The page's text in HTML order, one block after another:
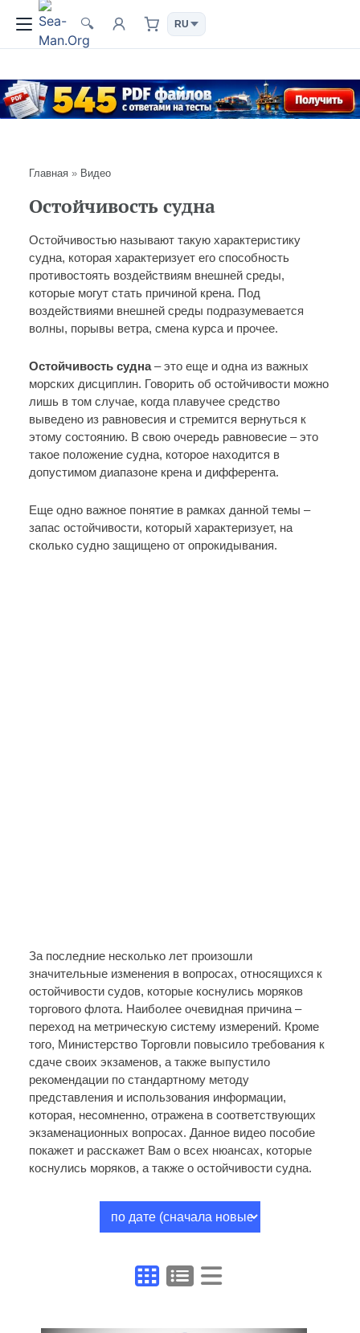
🔍
Главная» Видео
Остойчивость судна
Остойчивостью называют такую характеристику
судна, которая характеризует его способность
противостоять воздействиям внешней среды,
которые могут стать причиной крена. Под
воздействиями внешней среды подразумевается
волны, порывы ветра, смена курса и прочее.
Остойчивость судна– это еще и одна из важных
морских дисциплин. Говорить об остойчивости можно
лишь в том случае, когда плавучее средство
выведено из равновесия и стремится вернуться к
этому состоянию. В свою очередь равновесие – это
такое положение судна, которое находится в
допустимом диапазоне крена и дифферента.
Еще одно важное понятие в рамках данной темы –
запас остойчивости, который характеризует, на
сколько судно защищено от опрокидывания.
За последние несколько лет произошли
значительные изменения в вопросах, относящихся к
остойчивости судов, которые коснулись моряков
торгового флота. Наиболее очевидная причина –
переход на метрическую систему измерений. Кроме
того, Министерство Торговли повысило требования к
сдаче своих экзаменов, а также выпустило
рекомендации по стандартному методу
представления и использования информации,
которая, несомненно, отражена в соответствующих
экзаменационных вопросах. Данное видео пособие
покажет и расскажет Вам о всех нюансах, которые
коснулись моряков, а также о остойчивости судна.